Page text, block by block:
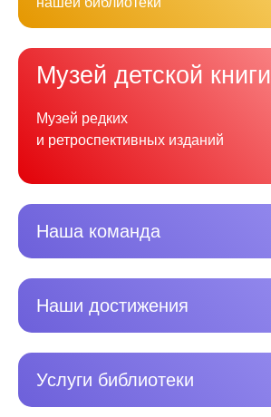
Музей детской книги
Музей редких
и ретроспективных изданий
Наша команда
Наши достижения
Услуги библиотеки